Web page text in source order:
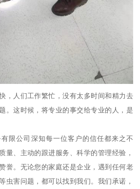
，人们工作繁忙，没有太多时间和精力去
。这时候，将专业的事交给专业的人，是
限公司深知每一位客户的信任都来之不
量、主动的跟进服务、科学的管理经验，
誉。无论您的家庭还是企业，遇到任何老
虫害问题，都可以找到我们。我们承诺，